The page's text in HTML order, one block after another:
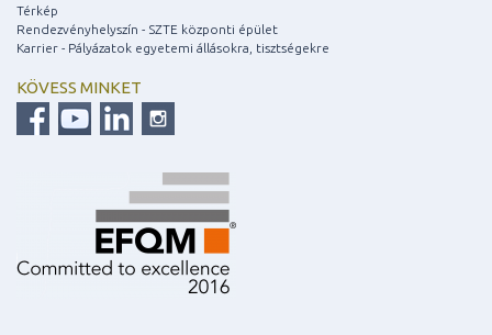
Térkép
Rendezvényhelyszín - SZTE központi épület
Karrier - Pályázatok egyetemi állásokra, tisztségekre
KÖVESS MINKET